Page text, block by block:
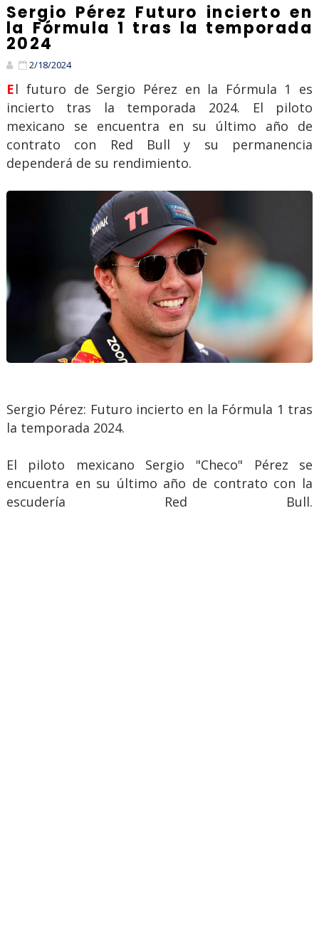
Sergio Pérez Futuro incierto en
la Fórmula 1 tras la temporada
2024
2/18/2024
El futuro de Sergio Pérez en la Fórmula 1 es
incierto tras la temporada 2024. El piloto
mexicano se encuentra en su último año de
contrato con Red Bull y su permanencia
dependerá de su rendimiento.
Sergio Pérez: Futuro incierto en la Fórmula 1 tras
la temporada 2024.
El piloto mexicano Sergio "Checo" Pérez se
encuentra en su último año de contrato con la
escudería Red Bull.